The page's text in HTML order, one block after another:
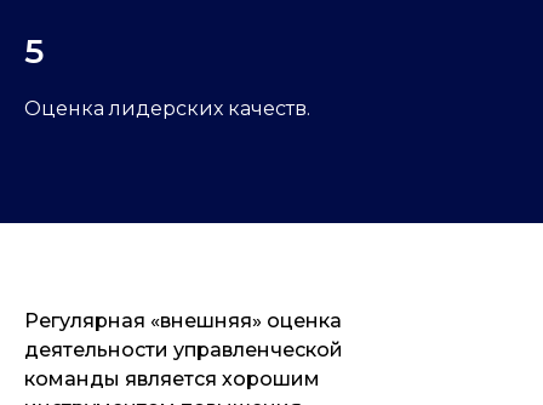
Оценка лидерских качеств.
5
Регулярная «внешняя» оценка
деятельности управленческой
команды является хорошим